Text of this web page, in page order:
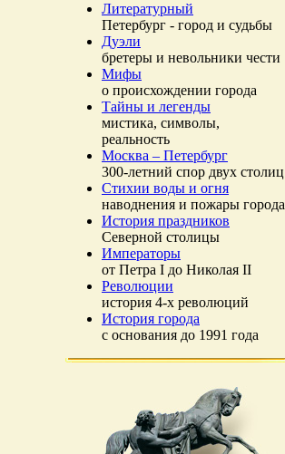
Литературный
Петербург - город и судьбы
Дуэли
бретеры и невольники чести
Мифы
о происхождении города
Тайны и легенды
мистика, символы,
реальность
Москва – Петербург
300-летний спор двух столиц
Стихии воды и огня
наводнения и пожары города
История праздников
Северной столицы
Императоры
от Петра I до Николая II
Революции
история 4-х революций
История города
с основания до 1991 года